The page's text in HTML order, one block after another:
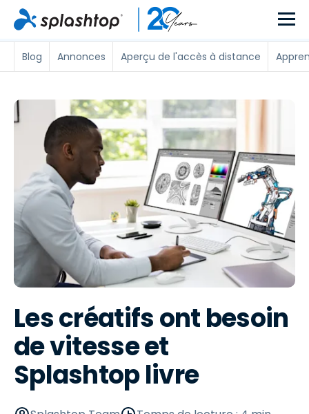
Blog Annonces Aperçu de l'accès à distance
Les créatifs ont besoin
de vitesse et
Splashtop livre